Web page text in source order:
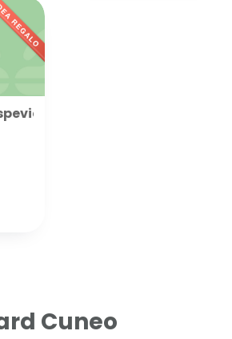
utilizzabile nella
Cuneo